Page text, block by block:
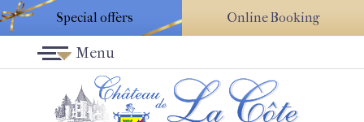
Special offers Online Booking
Menu